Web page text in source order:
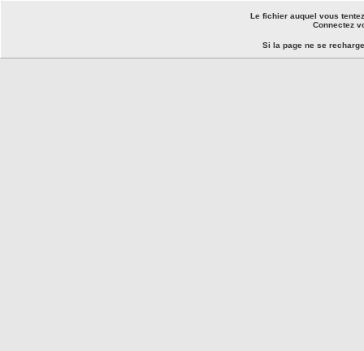
Le fichier auquel vous
Connectez
Si la page ne se